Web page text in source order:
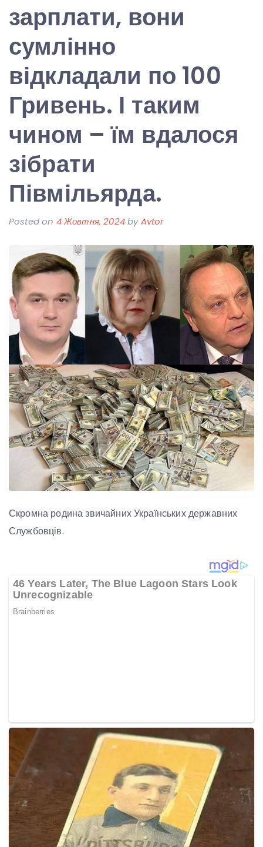
зарплати, вони
сумлінно
відкладали по 100
Гривень. І таким
чином – їм вдалося
зібрати
Півмільярда.
Posted on 4 Жовтня, 2024byAvtor
Скромна родина звичайних Українських державних
Службовців.